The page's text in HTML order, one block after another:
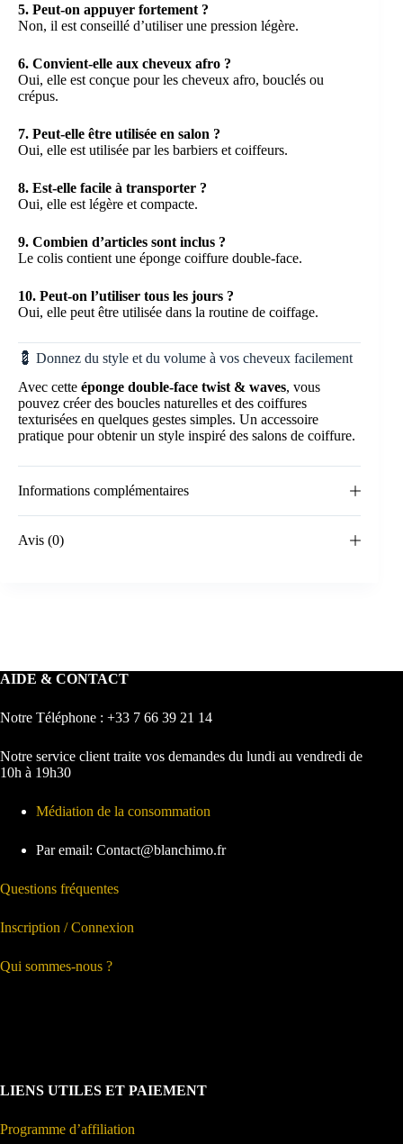
5. Peut-on appuyer fortement ?
Non, il est conseillé d’utiliser une pression légère.
6. Convient-elle aux cheveux afro ?
Oui, elle est conçue pour les cheveux afro, bouclés ou
crépus.
7. Peut-elle être utilisée en salon ?
Oui, elle est utilisée par les barbiers et coiffeurs.
8. Est-elle facile à transporter ?
Oui, elle est légère et compacte.
9. Combien d’articles sont inclus ?
Le colis contient une éponge coiffure double-face.
10. Peut-on l’utiliser tous les jours ?
Oui, elle peut être utilisée dans la routine de coiffage.
💈 Donnez du style et du volume à vos cheveux facilement
Avec cette éponge double-face twist & waves, vous
pouvez créer des boucles naturelles et des coiffures
texturisées en quelques gestes simples. Un accessoire
pratique pour obtenir un style inspiré des salons de coiffure.
Informations complémentaires
Avis (0)
AIDE & CONTACT
Notre Téléphone : +33 7 66 39 21 14
Notre service client traite vos demandes du lundi au vendredi de
10h à 19h30
Médiation de la consommation
Par email: Contact@blanchimo.fr
Questions fréquentes
Inscription / Connexion
Qui sommes-nous ?
LIENS UTILES ET PAIEMENT
Programme d’affiliation